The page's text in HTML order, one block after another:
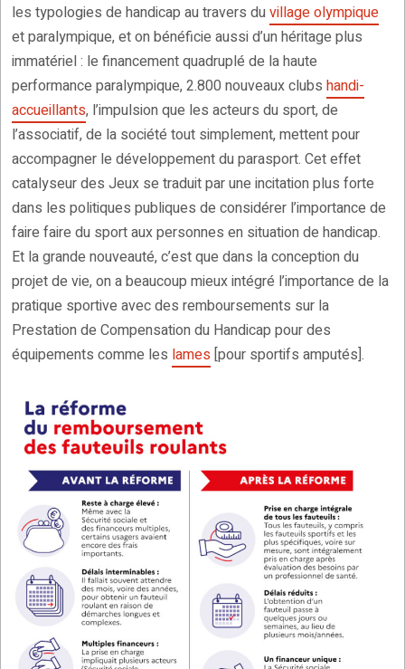
les typologies de handicap au travers duvillage olympique
et paralympique, et on bénéficie aussi d’un héritage plus
immatériel : le financement quadruplé de la haute
performance paralympique, 2.800 nouveaux clubs handi-
accueillants, l’impulsion que les acteurs du sport, de
l’associatif, de la société tout simplement, mettent pour
accompagner le développement du parasport. Cet effet
catalyseur des Jeux se traduit par une incitation plus forte
dans les politiques publiques de considérer l’importance de
faire faire du sport aux personnes en situation de handicap.
Et la grande nouveauté, c’est que dans la conception du
projet de vie, on a beaucoup mieux intégré l’importance de la
pratique sportive avec des remboursements sur la
Prestation de Compensation du Handicap pour des
équipements comme les lames [pour sportifs amputés].